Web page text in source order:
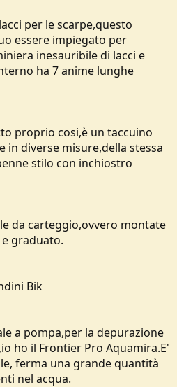
per le scarpe,questo
essere impiegato per
inesauribile di lacci e
ha 7 anime lunghe
proprio cosi,è un taccuino
in diverse misure,della stessa
stilo con inchiostro
da carteggio,ovvero montate
graduato.
Bik
a pompa,per la depurazione
ho il Frontier Pro Aquamira.E'
ferma una grande quantità
nel acqua.